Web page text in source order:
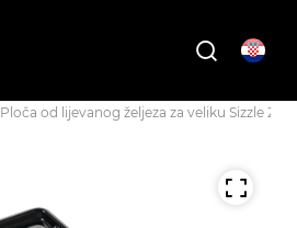
Ploča od lijevanog željeza za veliku Sizzle